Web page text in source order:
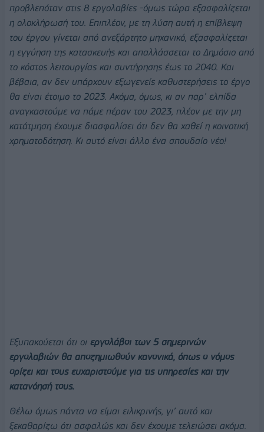
προβλεπόταν στις 8 εργολαβίες -όμως τώρα εξασφαλίζεται
η ολοκλήρωσή του. Επιπλέον, με τη λύση αυτή η επίβλεψη
του έργου γίνεται από ανεξάρτητο μηχανικό, εξασφαλίζεται
η εγγύηση της κατασκευής και απαλλάσσεται το Δημόσιο από
το κόστος λειτουργίας και συντήρησης έως το 2040. Και
βέβαια, αν δεν υπάρχουν εξωγενείς καθυστερήσεις το έργο
θα είναι έτοιμο το 2023. Ακόμα, όμως, κι αν παρ’ ελπίδα
αναγκαστούμε να πάμε πέραν του 2023, πλέον με την μη
κατάτμηση έχουμε διασφαλίσει ότι δεν θα χαθεί η κοινοτική
χρηματοδότηση. Κι αυτό είναι άλλο ένα σπουδαίο νέο!
Εξυπακούεται ότι οι εργολάβοι των 5 σημερινών
εργολαβιών θα αποζημιωθούν κανονικά, όπως ο νόμος
ορίζει και τους ευχαριστούμε για τις υπηρεσίες και την
κατανόησή τους.
Θέλω όμως πάντα να είμαι ειλικρινής, γι’ αυτό και
ξεκαθαρίζω ότι ασφαλώς και δεν έχουμε τελειώσει ακόμα.